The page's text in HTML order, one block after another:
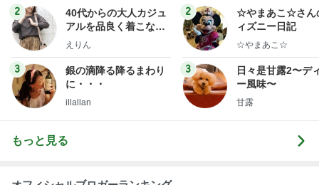
2
40代からの大人カジュ
アルを品良く着こなす
ファッションブログ
えりん
3
銀の滴降る降るまわり
に・・・
illallan
ログ
2
☆やまあこ☆さん
ィズニー日記
☆やまあこ☆
3
日々是甘露2〜デ
ー風味〜
甘露
もっと見る